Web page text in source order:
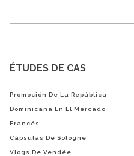
ÉTUDES DE CAS
Promoción De La República
Dominicana En El Mercado
Francés
Cápsulas De Sologne
Vlogs De Vendée